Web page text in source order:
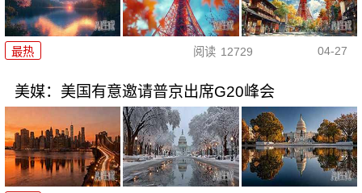
最热 阅读 12729 04-27
美媒：美国有意邀请普京出席G20峰会